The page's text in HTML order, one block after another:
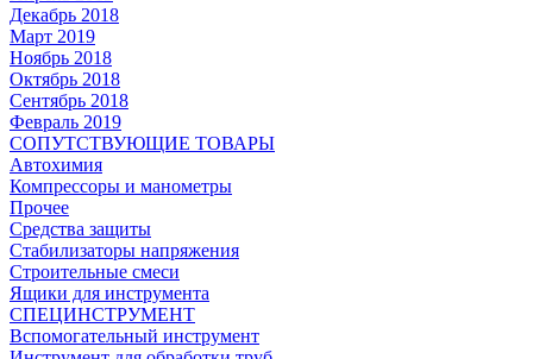
Декабрь 2018
Март 2019
Ноябрь 2018
Октябрь 2018
Сентябрь 2018
Февраль 2019
СОПУТСТВУЮЩИЕ ТОВАРЫ
Автохимия
Компрессоры и манометры
Прочее
Средства защиты
Стабилизаторы напряжения
Строительные смеси
Ящики для инструмента
СПЕЦИНСТРУМЕНТ
Вспомогательный инструмент